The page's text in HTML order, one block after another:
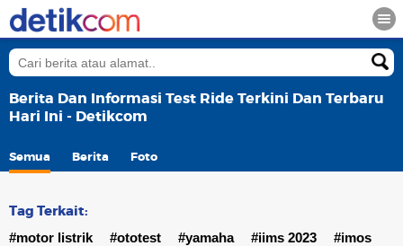
Berita Dan Informasi Test Ride Terkini Dan Terbaru
Hari Ini - Detikcom
Semua Berita Foto
Tag Terkait:
#motor listrik #ototest #yamaha #iims 2023
#imos